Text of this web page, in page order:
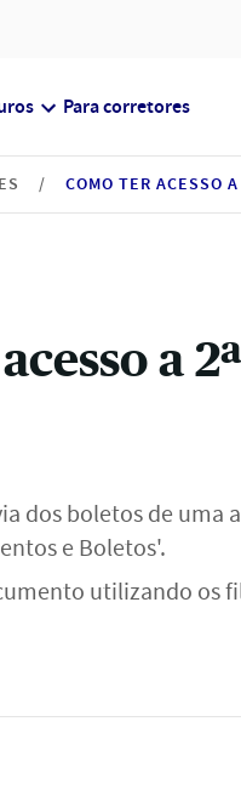
Para corretores
a
dos boletos de uma
e Boletos'.
utilizando os